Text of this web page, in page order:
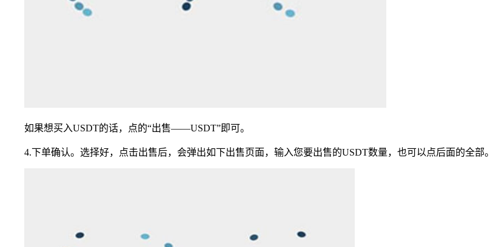
如果想买入USDT的话，点的“出售——USDT”即可。
4.下单确认。选择好，点击出售后，会弹出如下出售页面，输入您要出售的USDT数量，也可以点后面的全部。